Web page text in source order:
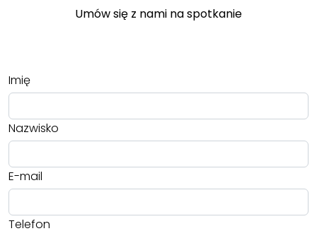
Umów się z nami na spotkanie
Imię
Nazwisko
E-mail
Telefon